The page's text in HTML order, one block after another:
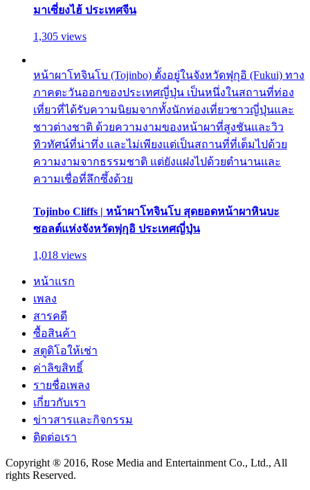
มาเซี่ยงไฮ้ ประเทศจีน
1,305 views
หน้าผาโทจินโบ (Tojinbo) ตั้งอยู่ในจังหวัดฟุกุอิ (Fukui) ทาง
ภาคตะวันออกของประเทศญี่ปุ่น เป็นหนึ่งในสถานที่ท่อง
เที่ยวที่ได้รับความนิยมจากทั้งนักท่องเที่ยวชาวญี่ปุ่นและ
ชาวต่างชาติ ด้วยความงามของหน้าผาที่สูงชันและวิว
ทิวทัศน์ที่น่าทึ่ง และไม่เพียงแต่เป็นสถานที่ที่เต็มไปด้วย
ความงามจากธรรมชาติ แต่ยังแฝงไปด้วยตำนานและ
ความเชื่อที่ลึกซึ้งด้วย
Tojinbo Cliffs | หน้าผาโทจินโบ สุดยอดหน้าผาหินบะ
ซอลต์แห่งจังหวัดฟุกุอิ ประเทศญี่ปุ่น
1,018 views
หน้าแรก
เพลง
สารคดี
ซื้อสินค้า
สตูดิโอให้เช่า
ค่าลิขสิทธิ์
รายชื่อเพลง
เกี่ยวกับเรา
ข่าวสารและกิจกรรม
ติดต่อเรา
Copyright ® 2016, Rose Media and Entertainment Co., Ltd., All
rights Reserved.